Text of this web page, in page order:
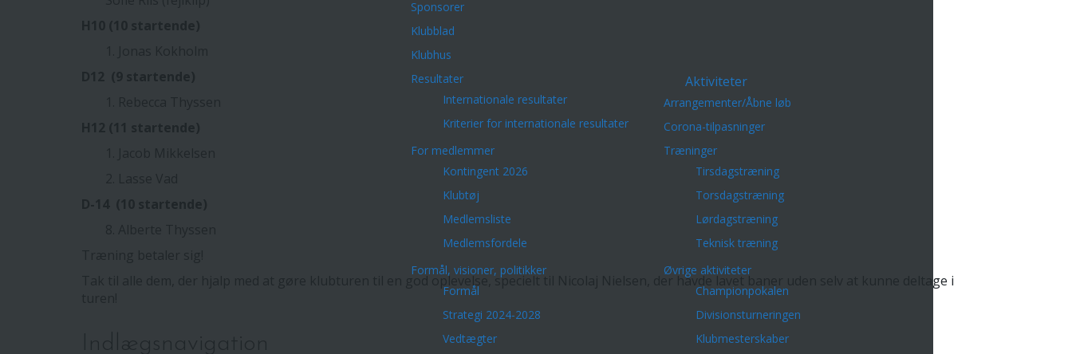
Sponsorer
Klubblad
Klubhus
Resultater
Internationale resultater
Kriterier for internationale resultater
For medlemmer
Kontingent 2026
Klubtøj
Medlemsliste
Medlemsfordele
Formål, visioner, politikker
Formål
Strategi 2024-2028
Vedtægter
Aktiviteter
Arrangementer/Åbne løb
Corona-tilpasninger
Træninger
Tirsdagstræning
Torsdagstræning
Lørdagstræning
Teknisk træning
Øvrige aktiviteter
Championpokalen
Divisionsturneringen
Klubmesterskaber
Tak til alle dem, der hjalp med at gøre klubturen til en god oplevelse, specielt til Nicolaj Nielsen, der havde lavet baner uden selv at kunne deltage i